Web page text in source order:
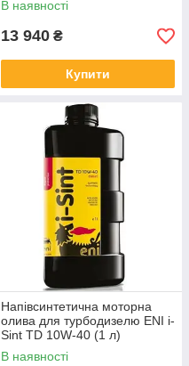
В наявності
13 940 ₴
Купити
Напівсинтетична моторна
олива для турбодизелю ENI i-
Sint TD 10W-40 (1 л)
В наявності